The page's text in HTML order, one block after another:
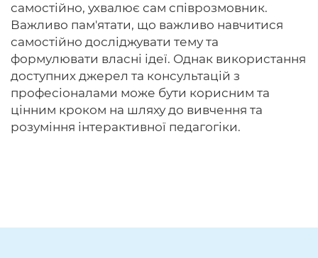
самостійно, ухвалює сам співрозмовник.
Важливо пам'ятати, що важливо навчитися
самостійно досліджувати тему та
формулювати власні ідеї. Однак використання
доступних джерел та консультацій з
професіоналами може бути корисним та
цінним кроком на шляху до вивчення та
розуміння інтерактивної педагогіки.